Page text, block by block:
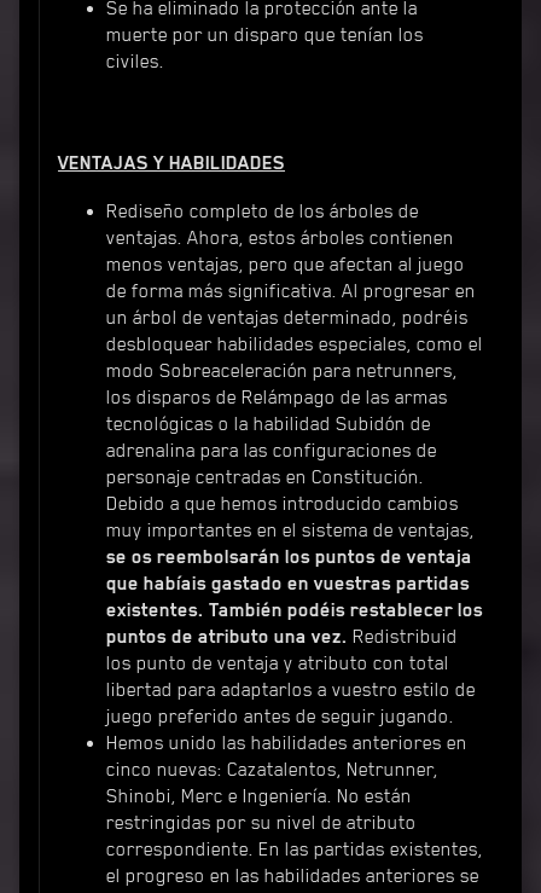
Se ha eliminado la protección ante la
muerte por un disparo que tenían los
civiles.
VENTAJAS Y HABILIDADES
Rediseño completo de los árboles de
ventajas. Ahora, estos árboles contienen
menos ventajas, pero que afectan al juego
de forma más significativa. Al progresar en
un árbol de ventajas determinado, podréis
desbloquear habilidades especiales, como el
modo Sobreaceleración para netrunners,
los disparos de Relámpago de las armas
tecnológicas o la habilidad Subidón de
adrenalina para las configuraciones de
personaje centradas en Constitución.
Debido a que hemos introducido cambios
muy importantes en el sistema de ventajas,
se os reembolsarán los puntos de ventaja
que habíais gastado en vuestras partidas
existentes. También podéis restablecer los
puntos de atributo una vez. Redistribuid
los punto de ventaja y atributo con total
libertad para adaptarlos a vuestro estilo de
juego preferido antes de seguir jugando.
Hemos unido las habilidades anteriores en
cinco nuevas: Cazatalentos, Netrunner,
Shinobi, Merc e Ingeniería. No están
restringidas por su nivel de atributo
correspondiente. En las partidas existentes,
el progreso en las habilidades anteriores se